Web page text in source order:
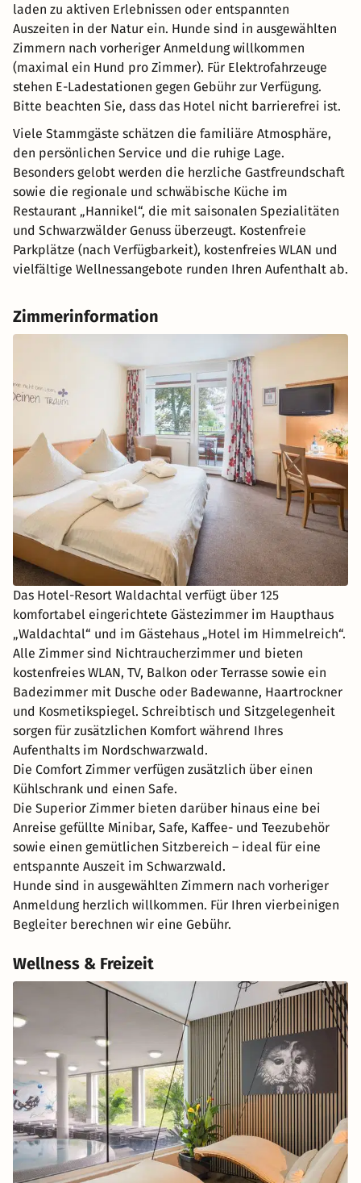
laden zu aktiven Erlebnissen oder entspannten
Auszeiten in der Natur ein. Hunde sind in ausgewählten
Zimmern nach vorheriger Anmeldung willkommen
(maximal ein Hund pro Zimmer). Für Elektrofahrzeuge
stehen E-Ladestationen gegen Gebühr zur Verfügung.
Bitte beachten Sie, dass das Hotel nicht barrierefrei ist.
Viele Stammgäste schätzen die familiäre Atmosphäre,
den persönlichen Service und die ruhige Lage.
Besonders gelobt werden die herzliche Gastfreundschaft
sowie die regionale und schwäbische Küche im
Restaurant „Hannikel“, die mit saisonalen Spezialitäten
und Schwarzwälder Genuss überzeugt. Kostenfreie
Parkplätze (nach Verfügbarkeit), kostenfreies WLAN und
vielfältige Wellnessangebote runden Ihren Aufenthalt ab.
Zimmerinformation
Das Hotel-Resort Waldachtal verfügt über 125
komfortabel eingerichtete Gästezimmer im Haupthaus
„Waldachtal“ und im Gästehaus „Hotel im Himmelreich“.
Alle Zimmer sind Nichtraucherzimmer und bieten
kostenfreies WLAN, TV, Balkon oder Terrasse sowie ein
Badezimmer mit Dusche oder Badewanne, Haartrockner
und Kosmetikspiegel. Schreibtisch und Sitzgelegenheit
sorgen für zusätzlichen Komfort während Ihres
Aufenthalts im Nordschwarzwald.
Die Comfort Zimmer verfügen zusätzlich über einen
Kühlschrank und einen Safe.
Die Superior Zimmer bieten darüber hinaus eine bei
Anreise gefüllte Minibar, Safe, Kaffee- und Teezubehör
sowie einen gemütlichen Sitzbereich – ideal für eine
entspannte Auszeit im Schwarzwald.
Hunde sind in ausgewählten Zimmern nach vorheriger
Anmeldung herzlich willkommen. Für Ihren vierbeinigen
Begleiter berechnen wir eine Gebühr.
Wellness & Freizeit